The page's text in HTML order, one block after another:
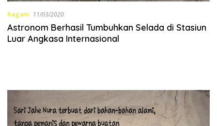
Ragam 11/03/2020
Astronom Berhasil Tumbuhkan Selada di Stasiun
Luar Angkasa Internasional